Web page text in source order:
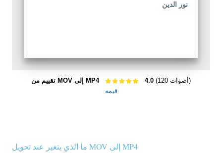
نور الدين
تقييم من MOV إلى MP4 4.0
(120 أصوات)
قيمه
ما الذي يتغير عند تحويل MOV إلى MP4